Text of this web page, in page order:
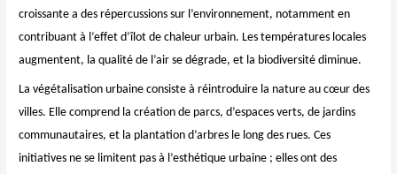
croissante a des répercussions sur l’environnement, notamment en
contribuant à l’effet d’îlot de chaleur urbain. Les températures locales
augmentent, la qualité de l’air se dégrade, et la biodiversité diminue.
La végétalisation urbaine consiste à réintroduire la nature au cœur des
villes. Elle comprend la création de parcs, d’espaces verts, de jardins
communautaires, et la plantation d’arbres le long des rues. Ces
initiatives ne se limitent pas à l’esthétique urbaine ; elles ont des